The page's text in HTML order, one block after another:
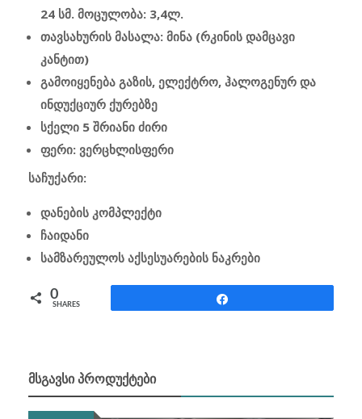
24 სმ. მოცულობა: 3,4ლ.
თავსახურის მასალა: მინა (რკინის დამცავი
კანტით)
გამოიყენება გაზის, ელექტრო, ჰალოგენურ და
ინდუქციურ ქურებზე
სქელი 5 შრიანი ძირი
ფერი: ვერცხლისფერი
საჩუქარი:
დანების კომპლექტი
ჩაიდანი
სამზარეულოს აქსესუარების ნაკრები
0
SHARES
ᲛᲡᲒᲐᲕᲡᲘ ᲞᲠᲝᲓᲣᲥᲢᲔᲑᲘ